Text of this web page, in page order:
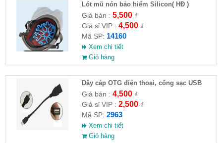
Lót mũ nón bảo hiểm Silicon( HĐ )
Giá bán : 5,500₫
Giá sỉ VIP : 4,500₫
Mã SP: 14160
Xem chi tiết
Giỏ hàng
Dây cáp OTG điện thoại, cổng sạc USB
Giá bán : 4,500₫
Giá sỉ VIP : 2,500₫
Mã SP: 2963
Xem chi tiết
Giỏ hàng